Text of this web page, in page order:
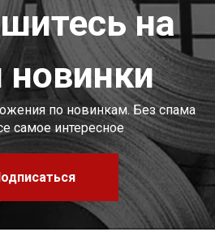
на
по новинкам. Без спама
самое интересное